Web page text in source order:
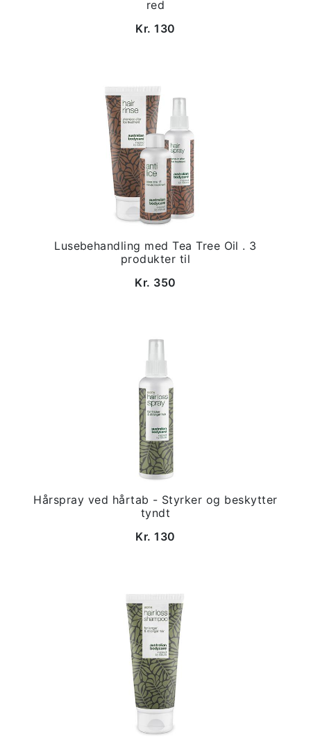
red
Kr. 130
Lusebehandling med Tea Tree Oil . 3
produkter til
Kr. 350
Hårspray ved hårtab - Styrker og beskytter
tyndt
Kr. 130